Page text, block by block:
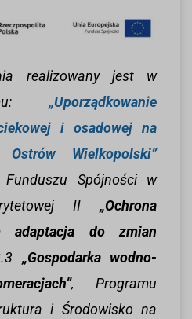
realizowany jest w
„Uporządkowanie
i osadowej na
Wielkopolski”
Funduszu Spójności w
II„Ochrona
adaptacja do zmian
„Gospodarka wodno-
, Programu
i Środowisko na